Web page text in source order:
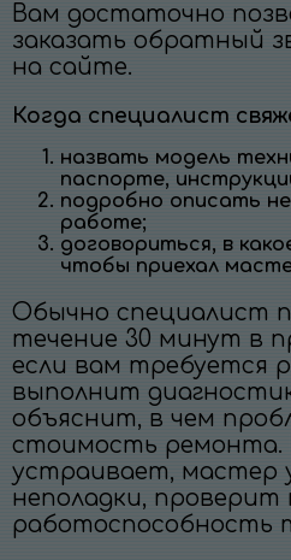
Вам достаточно
заказать обратный
на сайте.
Когда специалист
назвать модель
паспорте,
подробно описать
работе;
договориться, в
чтобы приехал
Обычно специалист
течение 30 минут в
если вам требуется
выполнит
объяснит, в чем
стоимость ремонта.
устраивает, мастер
неполадки, проверит
работоспособность